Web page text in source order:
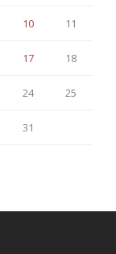
10 11
17 18
24 25
31